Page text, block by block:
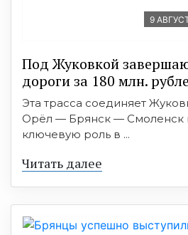
9
Под Жуковкой
дороги за 180 млн.
Эта трасса соединяет
Орёл — Брянск — Смоленск
ключевую роль в ...
Читать далее